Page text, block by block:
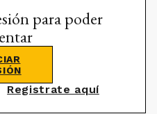
para poder
Registrate aquí